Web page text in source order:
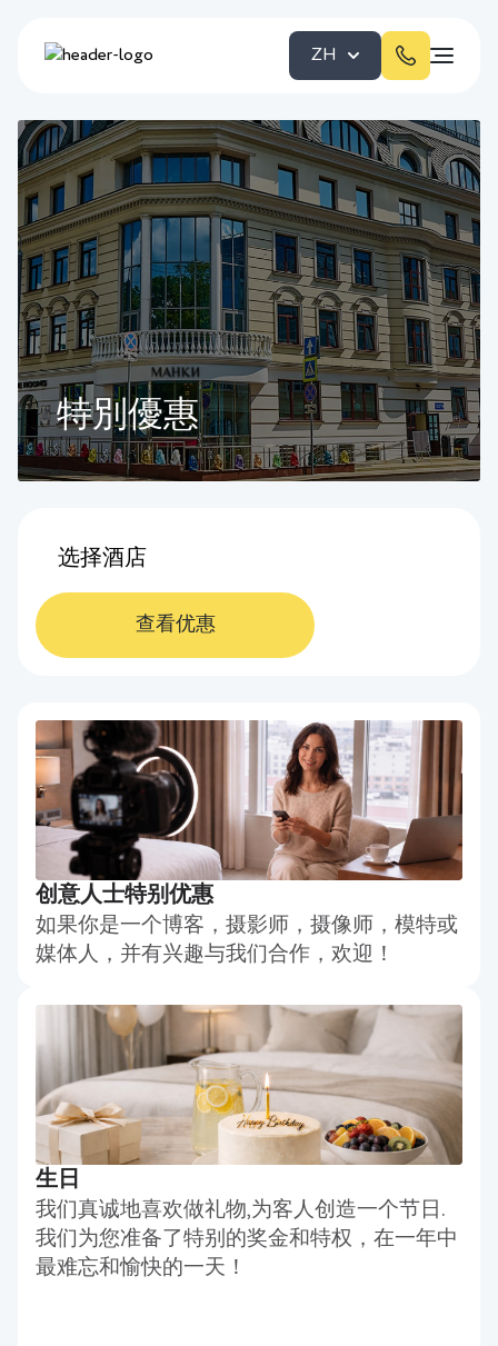
ZH
特別優惠
查看优惠
创意人士特别优惠
如果你是一个博客，摄影师，摄像师，模特或
媒体人，并有兴趣与我们合作，欢迎！
生日
我们真诚地喜欢做礼物,为客人创造一个节日.
我们为您准备了特别的奖金和特权，在一年中
最难忘和愉快的一天！